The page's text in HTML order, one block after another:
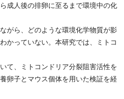
成人後の排卵に至るまで環境中の化
がら、どのような環境化学物質が影
かっていない。本研究では、ミトコ
て、ミトコンドリア分裂阻害活性を
卵子とマウス個体を用いた検証を経